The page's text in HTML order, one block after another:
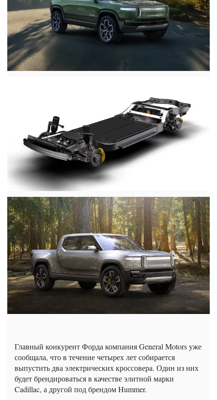
Главный конкурент Форда компания General Motors уже
сообщала, что в течение четырех лет собирается
выпустить два электрических кроссовера. Один из них
будет брендироваться в качестве элитной марки
Cadillac, а другой под брендом Hummer.